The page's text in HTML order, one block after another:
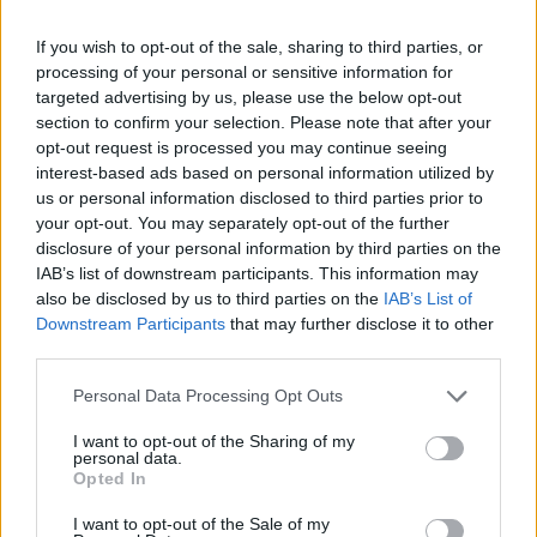
If you wish to opt-out of the sale, sharing to third parties, or
processing of your personal or sensitive information for
targeted advertising by us, please use the below opt-out
section to confirm your selection. Please note that after your
opt-out request is processed you may continue seeing
interest-based ads based on personal information utilized by
us or personal information disclosed to third parties prior to
your opt-out. You may separately opt-out of the further
disclosure of your personal information by third parties on the
IAB’s list of downstream participants. This information may
also be disclosed by us to third parties on the IAB’s List of
Downstream Participants that may further disclose it to other
Personal Data Processing Opt Outs
I want to opt-out of the Sharing of my
personal data.
Opted In
I want to opt-out of the Sale of my
besitzt, bitte registriere Dich neu. Wir freuen uns
auf Deinen nächsten Besuch in unserem Forum!
„Zum Spiel“
Flippsy
Laufenlerner
hör mal...die wahrheit fällt immer auf,
Sucht euch eure fehler gefälligst selbst,,,ihr seid ja
verpeilt........
Ihr ZENSIERER
MIR KANNS SCHNUPPE SEIN